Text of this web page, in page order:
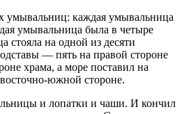
умывальниц: каждая умывальница
умывальница была в четыре
стояла на одной из десяти
— пять на правой стороне
храма, а море поставил на
южной стороне.
и лопатки и чаши. И кончил